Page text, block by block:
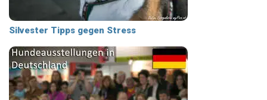
Silvester Tipps gegen Stress